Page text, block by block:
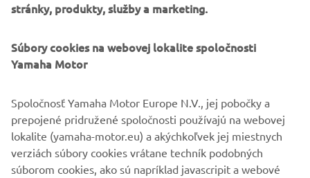
Zvyšovanie energetickej a materiálovej účinnosti
stránky, produkty, služby a marketing.
Súbory cookies na webovej lokalite spoločnosti
Yamaha Motor
Spoločnosť Yamaha Motor Europe N.V., jej pobočky a
prepojené pridružené spoločnosti používajú na webovej
lokalite (yamaha-motor.eu) a akýchkoľvek jej miestnych
verziách súbory cookies vrátane techník podobných
súborom cookies, ako sú napríklad javascripit a webové